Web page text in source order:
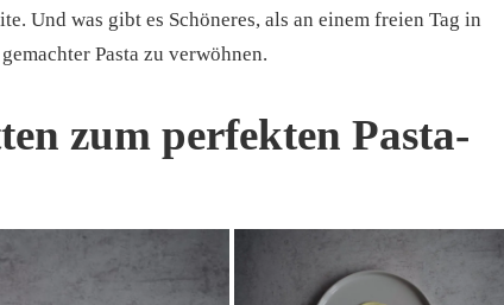
Und was gibt es Schöneres, als an einem freien Tag in
Pasta zu verwöhnen.
zum perfekten Pasta-